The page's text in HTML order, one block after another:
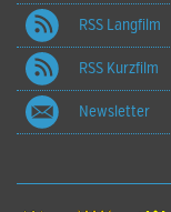
RSS Langfilm
RSS Kurzfilm
Newsletter